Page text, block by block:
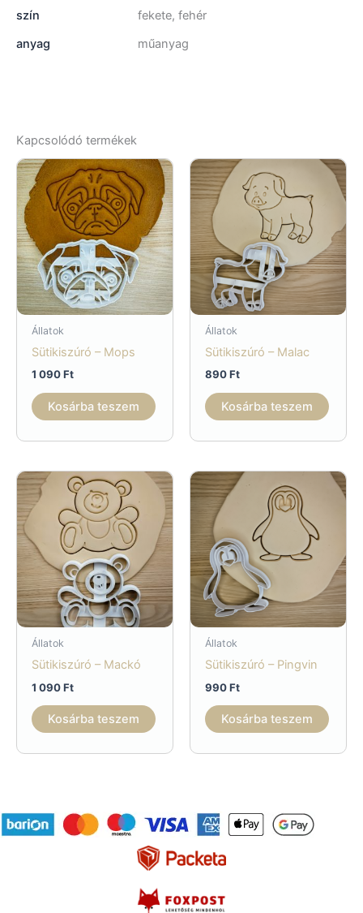
szín
fekete, fehér
anyag
műanyag
Kapcsolódó termékek
Állatok
Sütikiszúró – Mops
1 090Ft
Kosárba teszem
Állatok
Sütikiszúró – Malac
890Ft
Kosárba teszem
Állatok
Sütikiszúró – Mackó
1 090Ft
Kosárba teszem
Állatok
Sütikiszúró – Pingvin
990Ft
Kosárba teszem